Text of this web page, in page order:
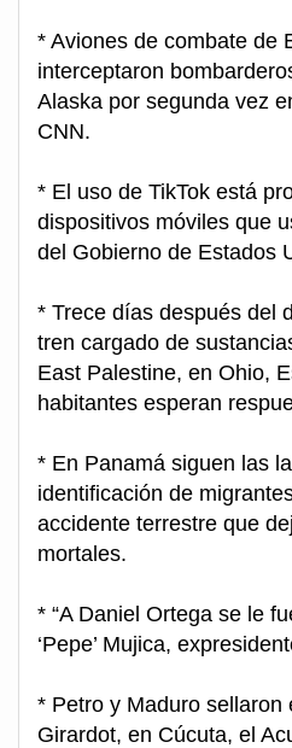
* Aviones de combate de
interceptaron
Alaska por segunda vez
CNN.
* El uso de TikTok está
dispositivos móviles que
del Gobierno de Estados
* Trece días después del
tren cargado de
East Palestine, en Ohio,
habitantes esperan
* En Panamá siguen las
identificación de
accidente terrestre que
mortales.
* “A Daniel Ortega se le
‘Pepe’ Mujica,
* Petro y Maduro sellaron
Girardot, en Cúcuta, el